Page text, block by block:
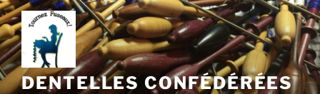
Aller
au
contenu
principal
DENTELLES CONFÉDÉRÉES